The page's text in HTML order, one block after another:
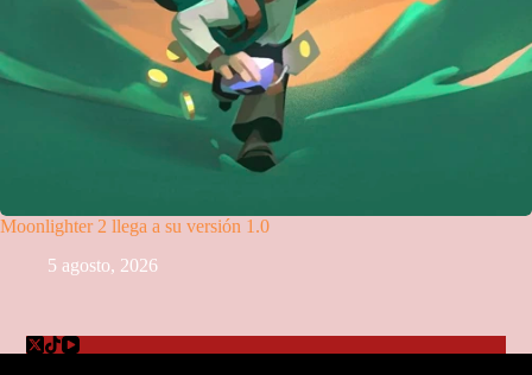
Moonlighter 2 llega a su versión 1.0
5 agosto, 2026